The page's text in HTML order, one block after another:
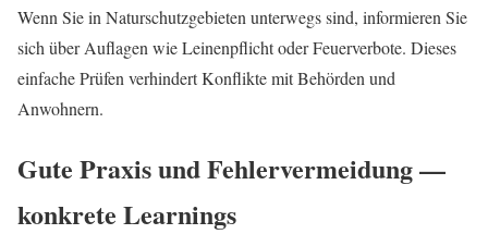
Wenn Sie in Naturschutzgebieten unterwegs sind, informieren Sie
sich über Auflagen wie Leinenpflicht oder Feuerverbote. Dieses
einfache Prüfen verhindert Konflikte mit Behörden und
Anwohnern.
Gute Praxis und Fehlervermeidung —
konkrete Learnings